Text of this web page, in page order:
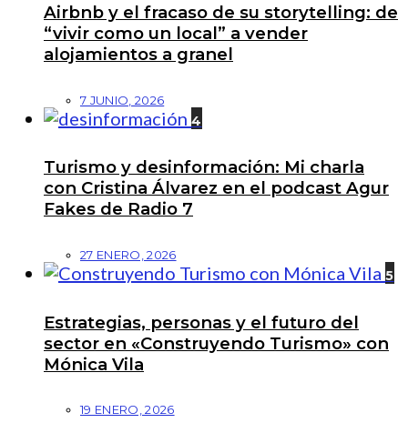
Airbnb y el fracaso de su storytelling: de
“vivir como un local” a vender
alojamientos a granel
7 JUNIO, 2026
4
Turismo y desinformación: Mi charla
con Cristina Álvarez en el podcast Agur
Fakes de Radio 7
27 ENERO, 2026
5
Estrategias, personas y el futuro del
sector en «Construyendo Turismo» con
Mónica Vila
19 ENERO, 2026